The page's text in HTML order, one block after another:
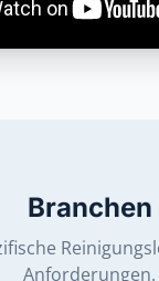
Branchen
Anforderungen.